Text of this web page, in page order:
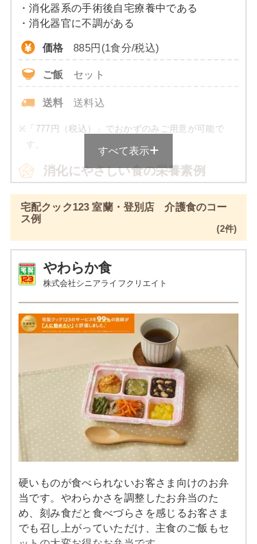
て異なる場合がございます。 一部取り扱いが無い店
トラウトサーモンバター醤油焼き
ほうれん草と油揚げのお浸し
根菜の煮物
鶏肉と野菜の炒め物
栄養素
エネルギー：589kcal、たんぱく質：13.7g、脂
質：17.8g、炭水化物：90.5g、ナトリウム：
738mg、カリウム：480mg、リン：178mg、食
塩相当量：1.9g
※メニューの補足
ご飯セットの栄養素です。お弁当献立の一例と
その栄養価のため、実際にご提供可能なメニュ
ーではないのでご注意ください。
・消化器系の手術後自宅療養中である
・消化器官に不調がある
価格 885円(1食分/税込)
ご飯 セット
送料 送料込
※ 「777円（税込）」でおかずのみご用意が可能で
す。
消化にやさしい食の栄養素例
品数 4～6品
塩分
タンパク質 -
脂質 -
リン -
カリウム -
コレステロール -
て異なる場合がございます。 ごはんセットでの栄養
価です。
消化にやさしい食のメニュー例
すべて表示
宅配クック123 室蘭・登別店 介護食のコー
ス例
(2件)
やわらか食
株式会社シニアライフクリエイト
硬いものが食べられないお客さま向けのお弁
当です。やわらかさを調整したお弁当のた
め、刻み食だと食べづらさを感じるお客さま
でも召し上がっていただけ、主食のご飯もセ